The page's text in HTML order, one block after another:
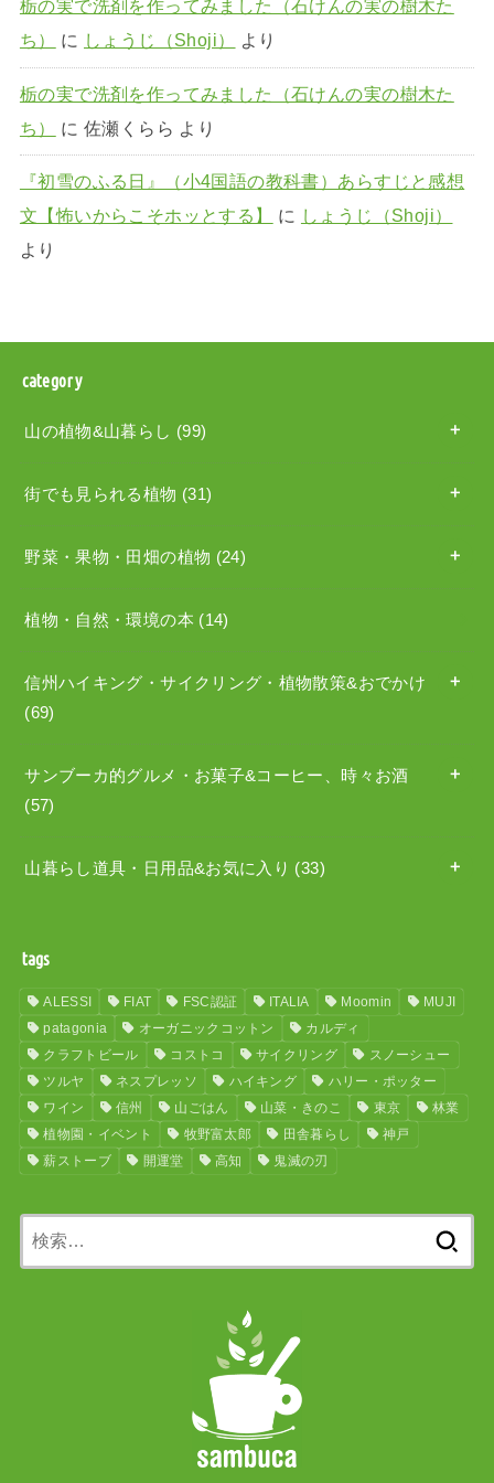
栃の実で洗剤を作ってみました（石けんの実の樹木た
ち）
に しょうじ（Shoji） より
栃の実で洗剤を作ってみました（石けんの実の樹木た
ち）
に 佐瀬くらら より
『初雪のふる日』（小4国語の教科書）あらすじと感想
文【怖いからこそホッとする】
に しょうじ（Shoji）
より
category
山の植物&山暮らし (99)
街でも見られる植物 (31)
野菜・果物・田畑の植物 (24)
植物・自然・環境の本 (14)
信州ハイキング・サイクリング・植物散策&おでかけ
(69)
サンブーカ的グルメ・お菓子&コーヒー、時々お酒
(57)
山暮らし道具・日用品&お気に入り (33)
tags
ALESSI FIAT FSC認証 ITALIA Moomin
MUJI
patagonia
オーガニックコットン
カルディ
クラフトビール
コストコ サイクリング
スノーシュー
ツルヤ
ネスプレッソ ハイキング
ハリー・ポッター
ワイン
信州 山ごはん 山菜・きのこ 東京
林業
植物園・イベント
牧野富太郎 田舎暮らし
神戸
薪ストーブ
開運堂 高知 鬼滅の刃